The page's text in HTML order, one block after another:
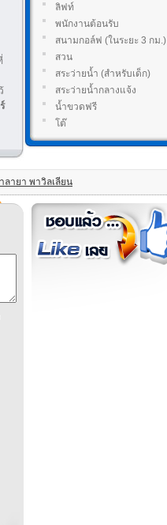
ลิฟท์
พนักงานต้อนรับ
สนามกอล์ฟ (ในระยะ 3 กม.)
สวน
สระว่ายน้ำ (สำหรับเด็ก)
สระว่ายน้ำกลางแจ้ง
น้ำขวดฟรี
โต๊
ลายา พาวิลเลียน